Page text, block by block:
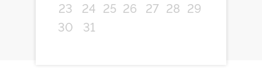
23
24 25 26 27 28 29
30
31